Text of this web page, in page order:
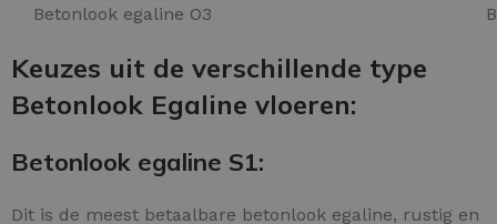
Betonlook egaline O3
Keuzes uit de verschillende type
Betonlook Egaline vloeren:
Betonlook egaline S1:
Dit is de meest betaalbare betonlook egaline, rustig en